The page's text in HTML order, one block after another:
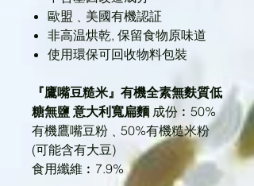
歐盟﹑美國有機認証
非高温烘乾, 保留食物原味道
使用環保可回收物料包裝
『鷹嘴豆糙米』有機全素無麩質低
糖無鹽 意大利寬扁麵 成份︰50%
有機鷹嘴豆粉﹑50%有機糙米粉
(可能含有大豆)
食用纖維︰7.9%